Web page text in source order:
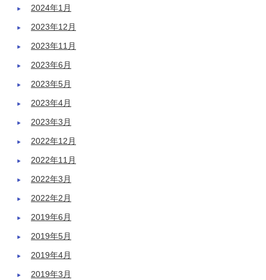
2024年1月
2023年12月
2023年11月
2023年6月
2023年5月
2023年4月
2023年3月
2022年12月
2022年11月
2022年3月
2022年2月
2019年6月
2019年5月
2019年4月
2019年3月